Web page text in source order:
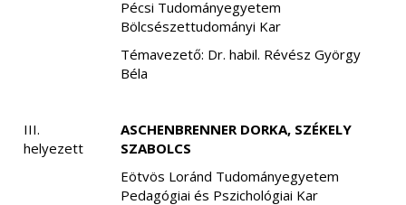
Pécsi Tudományegyetem
Bölcsészettudományi Kar
Témavezető: Dr. habil. Révész György
Béla
III.
helyezett
ASCHENBRENNER DORKA, SZÉKELY
SZABOLCS
Eötvös Loránd Tudományegyetem
Pedagógiai és Pszichológiai Kar